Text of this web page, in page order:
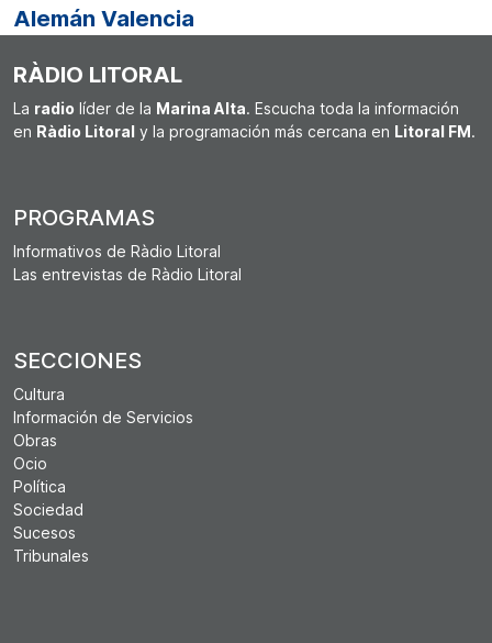
Alemán Valencia
RÀDIO LITORAL
La radio líder de la Marina Alta. Escucha toda la información
en Ràdio Litoral y la programación más cercana en Litoral FM.
PROGRAMAS
Informativos de Ràdio Litoral
Las entrevistas de Ràdio Litoral
SECCIONES
Cultura
Información de Servicios
Obras
Ocio
Política
Sociedad
Sucesos
Tribunales